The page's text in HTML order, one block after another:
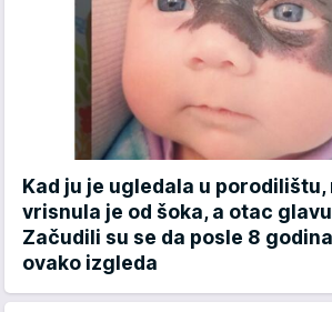
Kad ju je ugledala u porodilištu,
vrisnula je od šoka, a otac
Začudili su se da posle 8
ovako izgleda